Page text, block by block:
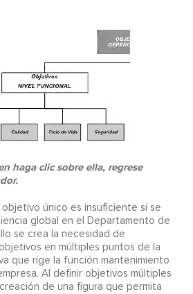
haga clic sobre ella, regrese
único es insuficiente si se
global en el Departamento de
se crea la necesidad de
en múltiples puntos de la
que rige la función mantenimiento
Al definir objetivos múltiples
de una figura que permita